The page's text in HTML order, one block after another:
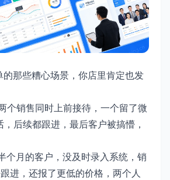
的那些糟心场景，你店里肯定也发
个销售同时上前接待，一个留了微
后续都跟进，最后客户被搞懵，
个月的客户，没及时录入系统，销
进，还报了更低的价格，两个人